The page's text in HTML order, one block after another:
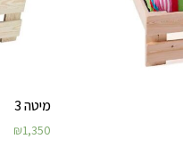
מיטה 3
₪1,350